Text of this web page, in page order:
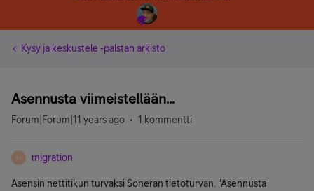
Kysy ja keskustele -palstan arkisto
Asennusta viimeistellään...
Forum|Forum|11 years ago 1 kommentti
M migration
Asensin nettitikun turvaksi Soneran tietoturvan. "Asennusta